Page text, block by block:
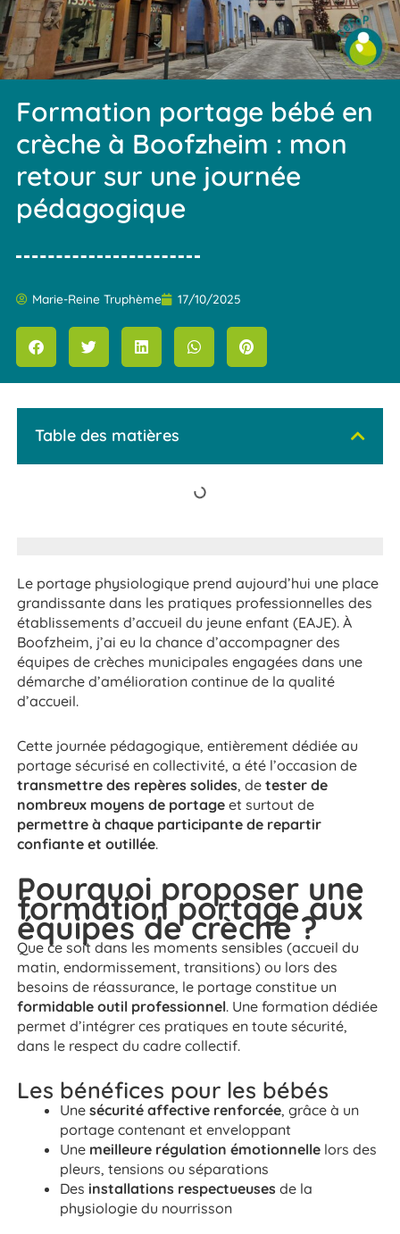
Formation portage bébé en
crèche à Boofzheim : mon
retour sur une journée
pédagogique
Marie-Reine Truphème 17/10/2025
Table des matières
Le portage physiologique prend aujourd’hui une place
grandissante dans les pratiques professionnelles des
établissements d’accueil du jeune enfant (EAJE). À
Boofzheim, j’ai eu la chance d’accompagner des
équipes de crèches municipales engagées dans une
démarche d’amélioration continue de la qualité
d’accueil.
Cette journée pédagogique, entièrement dédiée au
portage sécurisé en collectivité, a été l’occasion de
transmettre des repères solides, de tester de
nombreux moyens de portageet surtout de
permettre à chaque participante de repartir
confiante et outillée.
Pourquoi proposer une
formation portage aux
équipes de crèche ?
Que ce soit dans les moments sensibles (accueil du
matin, endormissement, transitions) ou lors des
besoins de réassurance, le portage constitue un
formidable outil professionnel. Une formation dédiée
permet d’intégrer ces pratiques en toute sécurité,
dans le respect du cadre collectif.
Les bénéfices pour les bébés
Une sécurité affective renforcée, grâce à un
portage contenant et enveloppant
Une meilleure régulation émotionnellelors des
pleurs, tensions ou séparations
Des installations respectueusesde la
physiologie du nourrisson